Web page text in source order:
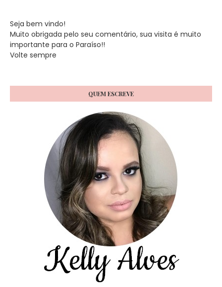
Seja bem vindo!
Muito obrigada pelo seu comentário, sua visita é muito
importante para o Paraíso!!
Volte sempre
QUEM ESCREVE